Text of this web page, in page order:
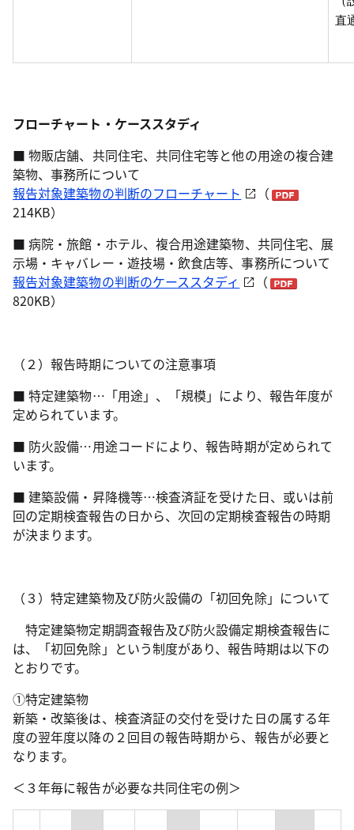
フローチャート・ケーススタディ
■ 物販店舗、共同住宅、共同住宅等と他の用途の複合建
築物、事務所について
報告対象建築物の判断のフローチャート
（
214KB）
■ 病院・旅館・ホテル、複合用途建築物、共同住宅、展
示場・キャバレー・遊技場・飲食店等、事務所について
報告対象建築物の判断のケーススタディ
（
820KB）
（２）報告時期についての注意事項
■ 特定建築物…「用途」、「規模」により、報告年度が
定められています。
■ 防火設備…用途コードにより、報告時期が定められて
います。
■ 建築設備・昇降機等…検査済証を受けた日、或いは前
回の定期検査報告の日から、次回の定期検査報告の時期
が決まります。
（３）特定建築物及び防火設備の「初回免除」について
特定建築物定期調査報告及び防火設備定期検査報告に
は、「初回免除」という制度があり、報告時期は以下の
とおりです。
①特定建築物
新築・改築後は、検査済証の交付を受けた日の属する年
度の翌年度以降の２回目の報告時期から、報告が必要と
なります。
＜３年毎に報告が必要な共同住宅の例＞